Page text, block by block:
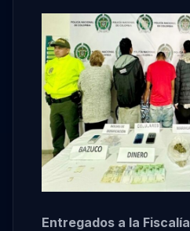
Entregados a la Fiscalía